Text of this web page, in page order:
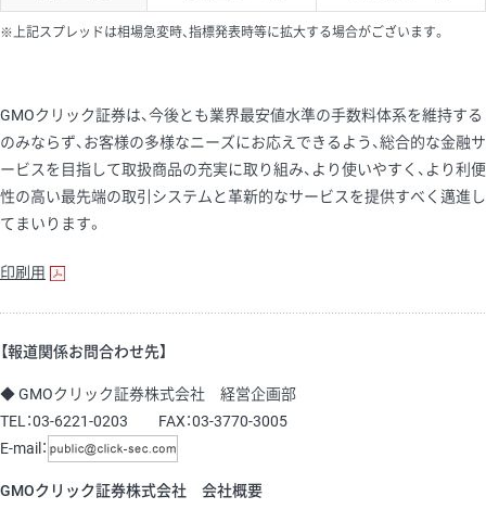
※上記スプレッドは相場急変時、指標発表時等に拡大する場合がございます。
GMOクリック証券は、今後とも業界最安値水準の手数料体系を維持する
のみならず、お客様の多様なニーズにお応えできるよう、総合的な金融サ
ービスを目指して取扱商品の充実に取り組み、より使いやすく、より利便
性の高い最先端の取引システムと革新的なサービスを提供すべく邁進し
てまいります。
印刷用
【報道関係お問合わせ先】
◆ GMOクリック証券株式会社 経営企画部
TEL：03-6221-0203 FAX：03-3770-3005
E-mail：
GMOクリック証券株式会社 会社概要